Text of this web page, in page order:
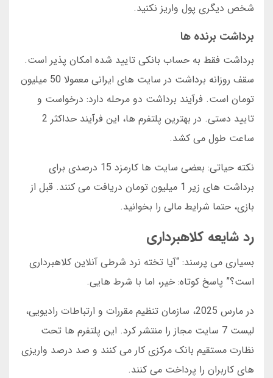
شخص دیگری پول واریز نکنید.
برداشت برنده ها
برداشت فقط به حساب بانکی تایید شده امکان پذیر است.
سقف روزانه برداشت در سایت های ایرانی معمولا 50 میلیون
تومان است. فرآیند برداشت دو مرحله دارد: درخواست و
تایید دستی. در بهترین پلتفرم ها، این فرآیند حداکثر 2
ساعت طول می کشد.
نکته حیاتی: بعضی سایت ها کارمزد 15 درصدی برای
برداشت های زیر 1 میلیون تومان دریافت می کنند. قبل از
بازی، حتما شرایط مالی را بخوانید.
رد شایعه کلاهبرداری
بسیاری می پرسند: “آیا تخته نرد شرطی آنلاین کلاهبرداری
است؟” پاسخ کوتاه: خیر، اما با شرط هایی.
در مارس 2025، سازمان تنظیم مقررات و ارتباطات رادیویی،
لیست 7 سایت مجاز را منتشر کرد. این پلتفرم ها تحت
نظارت مستقیم بانک مرکزی کار می کنند و صد درصد واریزی
های کاربران را پرداخت می کنند.